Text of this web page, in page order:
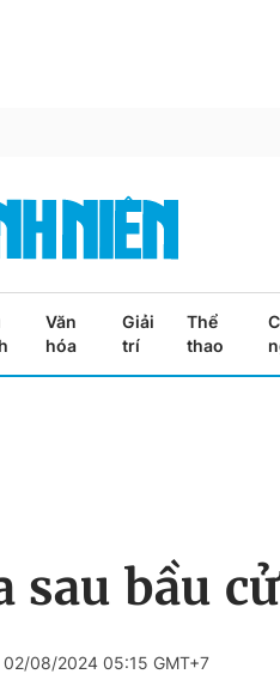
Văn
hóa
Giải
trí
Thể
thao
sau bầu
02/08/2024 05:15 GMT+7